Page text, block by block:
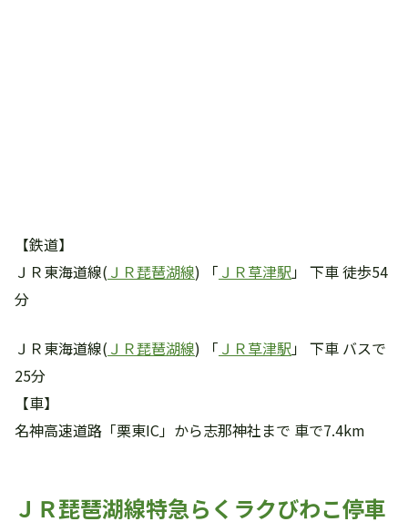
【鉄道】
ＪＲ東海道線( ＪＲ琵琶湖線) 「 ＪＲ草津駅」 下車 徒歩54
分
ＪＲ東海道線( ＪＲ琵琶湖線) 「 ＪＲ草津駅」 下車 バスで
25分
【車】
名神高速道路「栗東IC」から志那神社まで 車で7.4km
ＪＲ琵琶湖線特急らくラクびわこ停車